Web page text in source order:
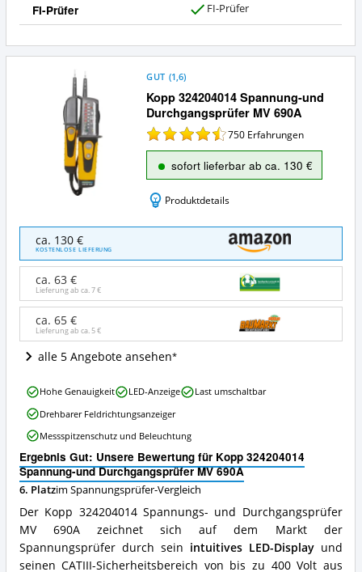
FI-Prüfer FI-Prüfer
Kopp 324204014 Spannung-und
Durchgangsprüfer MV 690A
GUT (1,6)
750 Erfahrungen
sofort lieferbar ab ca. 130 €
Produktdetails
324204014
Spannung-
und
Durchgangsprüfer
MV
690A
Angebote:
Wo
ist
Spannungsprüfer
erhältlich?
ca. 130 €
KOSTENLOSE LIEFERUNG
ca. 63 €
Lieferung ab ca.7 €
ca. 65 €
Lieferung ab ca.5 €
alle 5 Angebote ansehen
Ergebnis Gut: Unsere Bewertung für Kopp 324204014
Spannung-und Durchgangsprüfer MV 690A
6. Platzim Spannungsprüfer-Vergleich
Der Kopp 324204014 Spannungs- und Durchgangsprüfer
MV 690A zeichnet sich auf dem Markt der
Spannungsprüfer durch sein intuitives LED-Displayund
seinen CATIII-Sicherheitsbereich von bis zu 400 Volt aus
Kopp
324204014
Spannung-
und
Durchgangsprüfer
MV
690A
Vorteile:
Was
spricht
für
diesen
Spannungsprüfer?
Hohe Genauigkeit LED-Anzeige
Last umschaltbar
Drehbarer Feldrichtungsanzeiger
Messspitzenschutz und Beleuchtung